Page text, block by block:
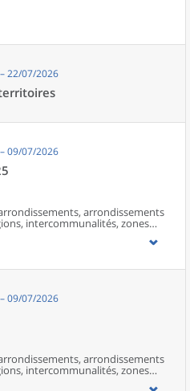
22/07/2026
09/07/2026
arrondissements
intercommunalités, zones
et aires d’attraction des
09/07/2026
arrondissements
intercommunalités, zones
et aires d’attraction des